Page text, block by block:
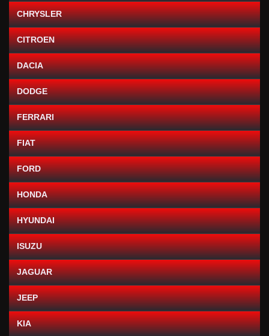
CHRYSLER
CITROEN
DACIA
DODGE
FERRARI
FIAT
FORD
HONDA
HYUNDAI
ISUZU
JAGUAR
JEEP
KIA